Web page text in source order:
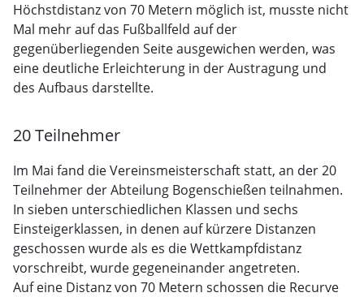
Höchstdistanz von 70 Metern möglich ist, musste nicht
Mal mehr auf das Fußballfeld auf der
gegenüberliegenden Seite ausgewichen werden, was
eine deutliche Erleichterung in der Austragung und
des Aufbaus darstellte.
20 Teilnehmer
Im Mai fand die Vereinsmeisterschaft statt, an der 20
Teilnehmer der Abteilung Bogenschießen teilnahmen.
In sieben unterschiedlichen Klassen und sechs
Einsteigerklassen, in denen auf kürzere Distanzen
geschossen wurde als es die Wettkampfdistanz
vorschreibt, wurde gegeneinander angetreten.
Auf eine Distanz von 70 Metern schossen die Recurve